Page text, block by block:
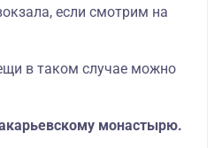
если смотрим на
в таком случае можно
монастырю.